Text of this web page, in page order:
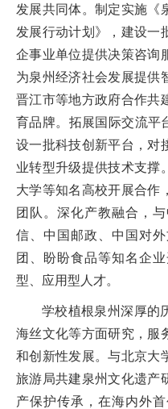
发展共同体。制定实施《
发展行动计划》，建设一
企事业单位提供决策咨询
为泉州经济社会发展提供
晋江市等地方政府合作共
育品牌。拓展国际交流平
设一批科技创新平台，对
业转型升级提供技术支撑
大学等知名高校开展合作
团队。深化产教融合 ，
信、中国邮政、中国对
团、盼盼食品等知名企
型、应用型人才。
学校植根泉州深厚的
海丝文化等方面研究，服
和创新性发展。与北京大
旅游局共建泉州文化遗产
产保护传承，在海内外